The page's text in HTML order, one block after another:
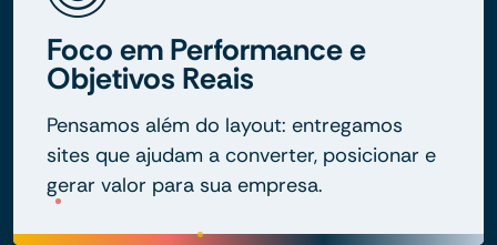
Foco em Performance e
Objetivos Reais
Pensamos além do layout: entregamos
sites que ajudam a converter, posicionar e
gerar valor para sua empresa.